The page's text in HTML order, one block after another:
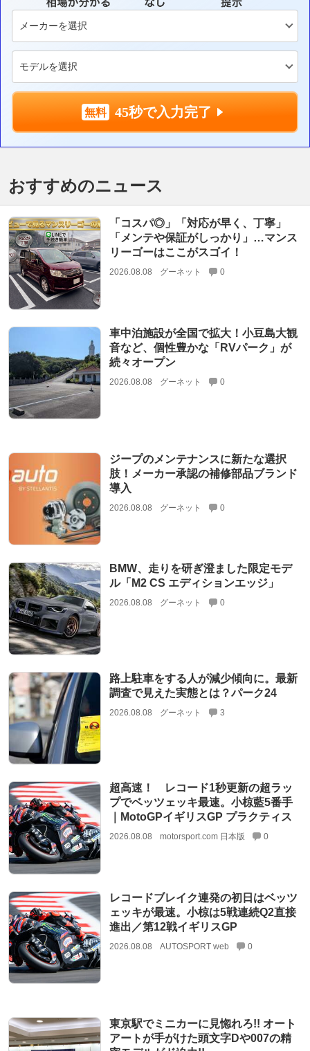
45秒で入力完了
おすすめのニュース
「コスパ◎」「対応が早く、丁寧」
「メンテや保証がしっかり」…マンス
リーゴーはここがスゴイ！
2026.08.08 グーネット 0
車中泊施設が全国で拡大！小豆島大観
音など、個性豊かな「RVパーク」が
続々オープン
2026.08.08 グーネット 0
ジープのメンテナンスに新たな選択
肢！メーカー承認の補修部品ブランド
導入
2026.08.08 グーネット 0
BMW、走りを研ぎ澄ました限定モデ
ル「M2 CS エディションエッジ」
2026.08.08 グーネット 0
路上駐車をする人が減少傾向に。最新
調査で見えた実態とは？パーク24
2026.08.08 グーネット 3
超高速！ レコード1秒更新の超ラッ
プでベッツェッキ最速。小椋藍5番手
｜MotoGPイギリスGP プラクティス
2026.08.08 motorsport.com 日本版 0
レコードブレイク連発の初日はベッツ
ェッキが最速。小椋は5戦連続Q2直接
進出／第12戦イギリスGP
2026.08.08 AUTOSPORT web 0
東京駅でミニカーに見惚れろ!! オート
アートが手がけた頭文字Dや007の精